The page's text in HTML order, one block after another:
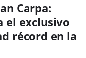
Carpa:
el exclusivo
récord en la